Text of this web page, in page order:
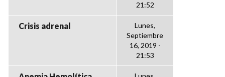
21:52
Crisis adrenal
Lunes,
Septiembre
16, 2019 -
21:53